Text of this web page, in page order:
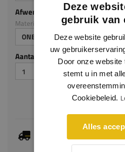
Afwerking
Materiaal: Eiken
ONBEHANDELD
Aantal stuks
Je hebt gekozen voor
levertijd bedraagt 4-6
Deze
gebruik van
Deze website
uw
Door onze website
stemt u in met
Cookiebeleid.
Alles